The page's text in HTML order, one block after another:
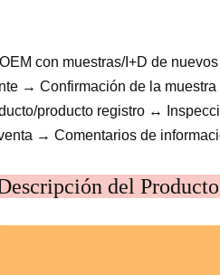
con muestras/I+D de
→ Confirmación de la
producto registro ↔
→ Comentarios de
del